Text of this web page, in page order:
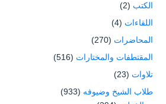
الكتب (2)
اللقاءات (4)
المحاضرات (270)
المقتطفات والمختارات (516)
تلاوات (23)
طلاب الشيخ وضيوفه (933)